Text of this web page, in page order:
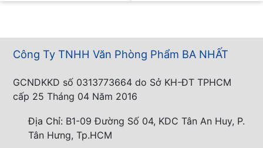
Công Ty TNHH Văn Phòng Phẩm BA NHẤT
GCNDKKD số 0313773664 do Sở KH-ĐT TPHCM
cấp 25 Tháng 04 Năm 2016
Địa Chỉ: B1-09 Đường Số 04, KDC Tân An Huy, P.
Tân Hưng, Tp.HCM